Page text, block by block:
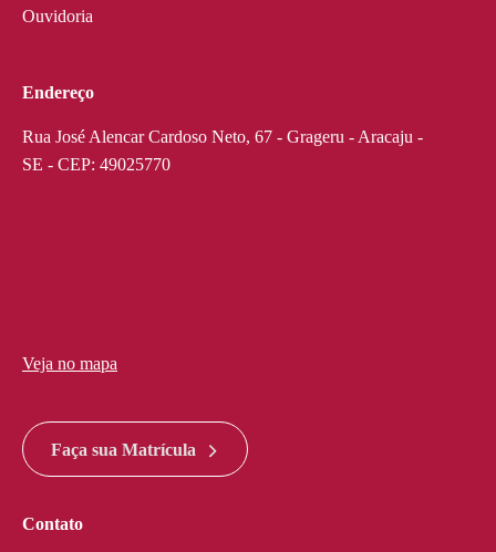
Ouvidoria
Endereço
Rua José Alencar Cardoso Neto, 67 - Grageru - Aracaju -
SE - CEP: 49025770
Veja no mapa
Faça sua Matrícula
Contato